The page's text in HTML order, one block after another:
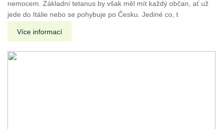
nemocem. Základní tetanus by však měl mít každý občan, ať už
jede do Itálie nebo se pohybuje po Česku. Jediné co, t
Více informací